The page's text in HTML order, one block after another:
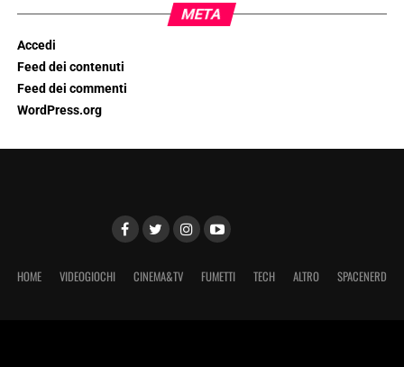
META
Accedi
Feed dei contenuti
Feed dei commenti
WordPress.org
HOME VIDEOGIOCHI CINEMA&TV FUMETTI TECH ALTRO SPACENERD